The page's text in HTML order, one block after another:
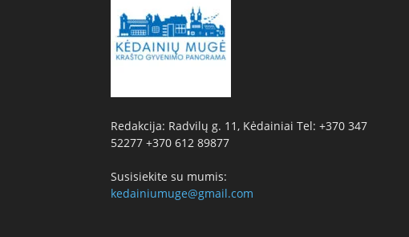
Redakcija: Radvilų g. 11, Kėdainiai Tel: +370 347
52277 +370 612 89877
Susisiekite su mumis:
kedainiumuge@gmail.com